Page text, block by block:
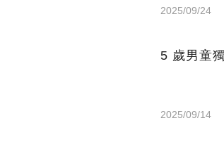
2025/09/24
5 歲男童
2025/09/14